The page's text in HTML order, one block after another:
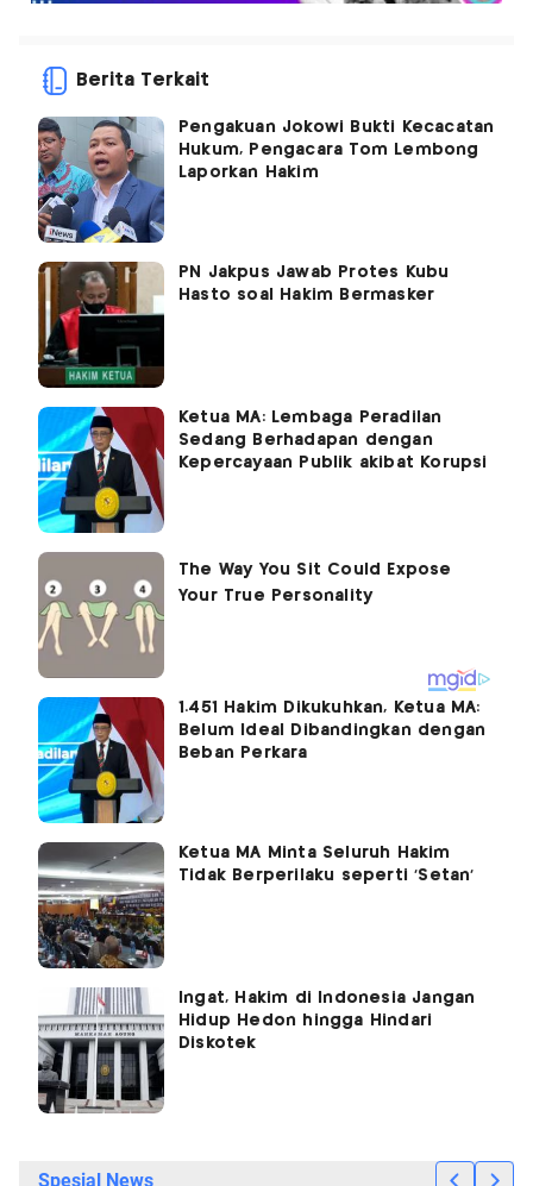
Berita Terkait
Pengakuan Jokowi Bukti Kecacatan
Hukum, Pengacara Tom Lembong
Laporkan Hakim
PN Jakpus Jawab Protes Kubu
Hasto soal Hakim Bermasker
Ketua MA: Lembaga Peradilan
Sedang Berhadapan dengan
Kepercayaan Publik akibat Korupsi
1.451 Hakim Dikukuhkan, Ketua MA:
Belum Ideal Dibandingkan dengan
Beban Perkara
Ketua MA Minta Seluruh Hakim
Tidak Berperilaku seperti 'Setan'
Ingat, Hakim di Indonesia Jangan
Hidup Hedon hingga Hindari
Diskotek